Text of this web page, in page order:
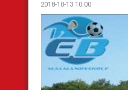
2018-10-13 10:00